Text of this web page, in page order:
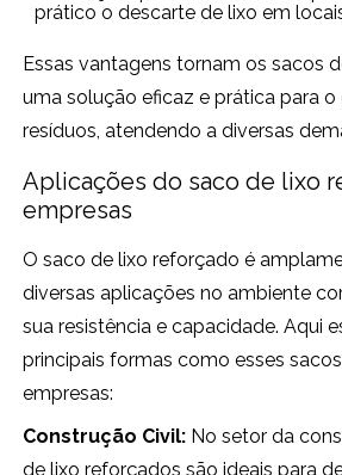
prático o descarte de lixo em
Essas vantagens tornam os sacos
uma solução eficaz e prática para
resíduos, atendendo a diversas
Aplicações do saco de lixo
empresas
O saco de lixo reforçado é
diversas aplicações no ambiente
sua resistência e capacidade. Aqui
principais formas como esses
empresas:
Construção Civil: No setor da
de lixo reforçados são ideais para